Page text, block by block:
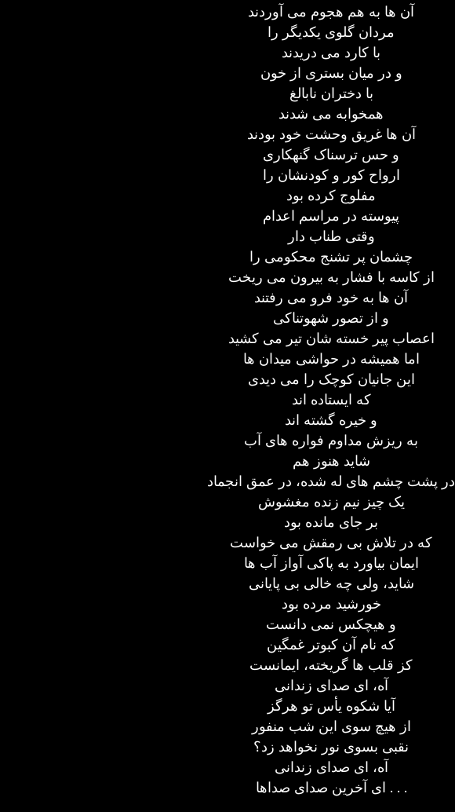
آن ها به هم هجوم می آوردند
مردان گلوی یکدیگر را
با کارد می دریدند
و در میان بستری از خون
با دختران نابالغ
همخوابه می شدند
آن ها غریق وحشت خود بودند
و حس ترسناک گنهکاری
ارواح کور و کودنشان را
مفلوج کرده بود
پیوسته در مراسم اعدام
وقتی طناب دار
چشمان پر تشنج محکومی را
از کاسه با فشار به بیرون می ریخت
آن ها به خود فرو می رفتند
و از تصور شهوتناکی
اعصاب پیر خسته شان تیر می کشید
اما همیشه در حواشی میدان ها
این جانیان کوچک را می دیدی
که ایستاده اند
و خیره گشته اند
به ریزش مداوم فواره های آب
شاید هنوز هم
در پشت چشم های له شده، در عمق انجماد
یک چیز نیم زنده مغشوش
بر جای مانده بود
که در تلاش بی رمقش می خواست
ایمان بیاورد به پاکی آواز آب ها
شاید، ولی چه خالی بی پایانی
خورشید مرده بود
و هیچکس نمی دانست
که نام آن کبوتر غمگین
کز قلب ها گریخته، ایمانست
آه، ای صدای زندانی
آیا شکوه یأس تو هرگز
از هیچ سوی این شب منفور
نقبی بسوی نور نخواهد زد؟
آه، ای صدای زندانی
ای آخرین صدای صداها . . .